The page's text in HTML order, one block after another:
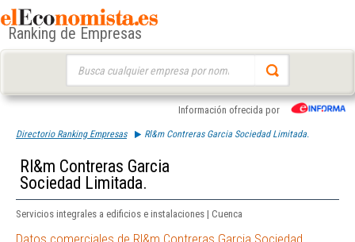
Ranking de Empresas
Información ofrecida por
Directorio Ranking Empresas Rl&m Contreras Garcia Sociedad Limitada.
Rl&m Contreras Garcia
Sociedad Limitada.
Servicios integrales a edificios e instalaciones | Cuenca